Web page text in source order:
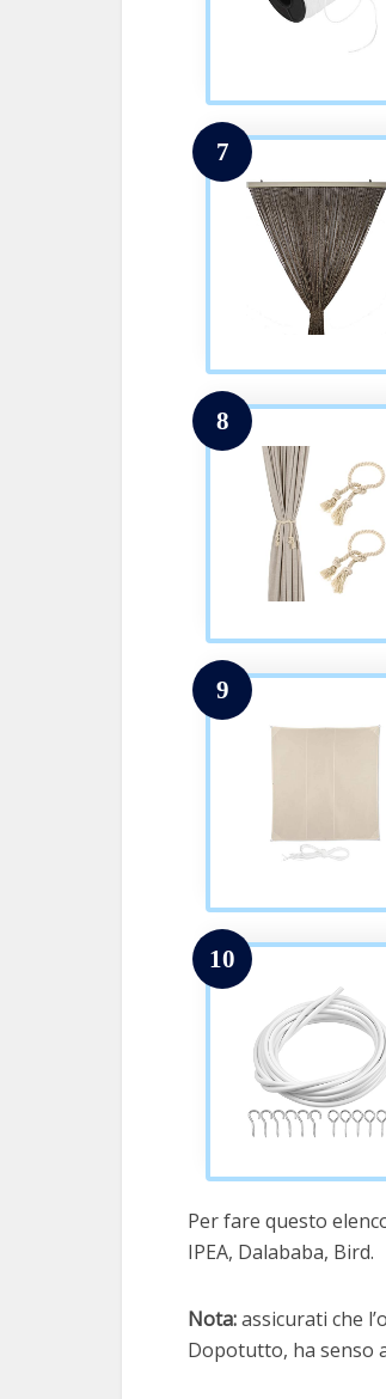
7
8
9
10
Per fare questo
IPEA, Dalababa, Bird.
Nota:assicurati che
Dopotutto, ha senso